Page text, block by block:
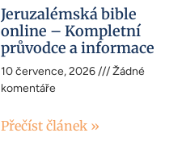
Jeruzalémská bible
online – Kompletní
průvodce a informace
10 července, 2026
Žádné
komentáře
Přečíst článek »